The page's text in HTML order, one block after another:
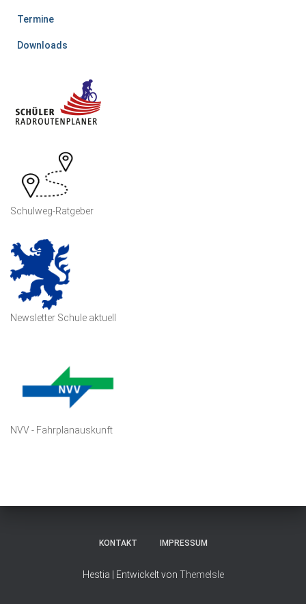
Termine
Downloads
Schulweg-Ratgeber
Newsletter Schule aktuell
NVV - Fahrplanauskunft
KONTAKT IMPRESSUM
Hestia | Entwickelt von ThemeIsle